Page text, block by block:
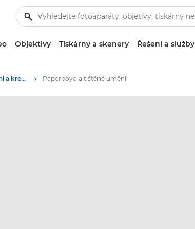
Objektivy Tiskárny a skenery Řešení a služby
Příběhy o fotografování a kreativitě Paperboyo a tištěné umění